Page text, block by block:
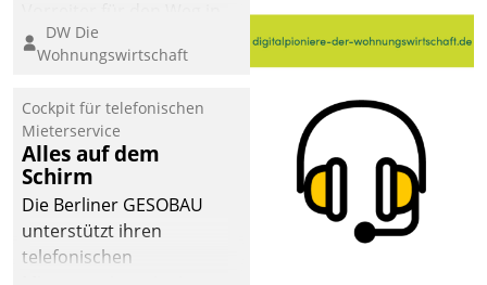
eine digitale Zukunft zu
finden, ist das Ziel des
der
Wohnungswirtschaft“.
Bewerben können sich
dafür ein Team
bestehend aus
Wohnungsunternehmen
und PropTech.
DW Die
Wohnungswirtschaft
Cockpit für telefonischen
Mieterservice
Alles auf dem
Schirm
Die Berliner GESOBAU
unterstützt ihren
telefonischen